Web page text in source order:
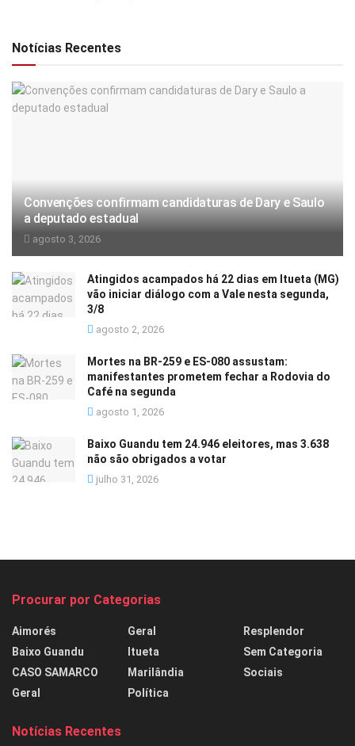
Notícias Recentes
Convenções confirmam candidaturas de Dary e Saulo
a deputado estadual
agosto 3, 2026
Atingidos acampados há 22 dias em Itueta (MG)
vão iniciar diálogo com a Vale nesta segunda,
3/8
agosto 2, 2026
Mortes na BR-259 e ES-080 assustam:
manifestantes prometem fechar a Rodovia do
Café na segunda
agosto 1, 2026
Baixo Guandu tem 24.946 eleitores, mas 3.638
não são obrigados a votar
julho 31, 2026
Procurar por Categorias
Aimorés
Baixo Guandu
CASO SAMARCO
Geral
Geral
Itueta
Marilândia
Política
Resplendor
Sem Categoria
Sociais
Notícias Recentes